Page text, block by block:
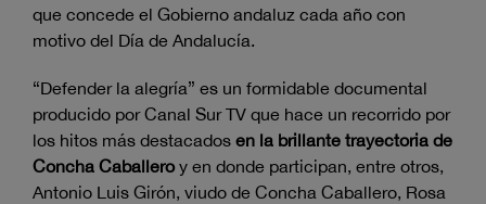
que concede el Gobierno andaluz cada año con
motivo del Día de Andalucía.
“Defender la alegría” es un formidable documental
producido por Canal Sur TV que hace un recorrido por
los hitos más destacados en la brillante trayectoria de
Concha Caballeroy en donde participan, entre otros,
Antonio Luis Girón, viudo de Concha Caballero, Rosa